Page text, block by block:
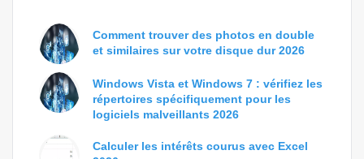
Comment trouver des photos en double
et similaires sur votre disque dur 2026
Windows Vista et Windows 7 : vérifiez les
répertoires spécifiquement pour les
logiciels malveillants 2026
Calculer les intérêts courus avec Excel